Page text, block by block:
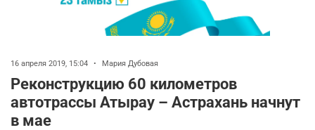
16 апреля 2019, 15:04 • Мария Дубовая
Реконструкцию 60 километров
автотрассы Атырау – Астрахань начнут
в мае